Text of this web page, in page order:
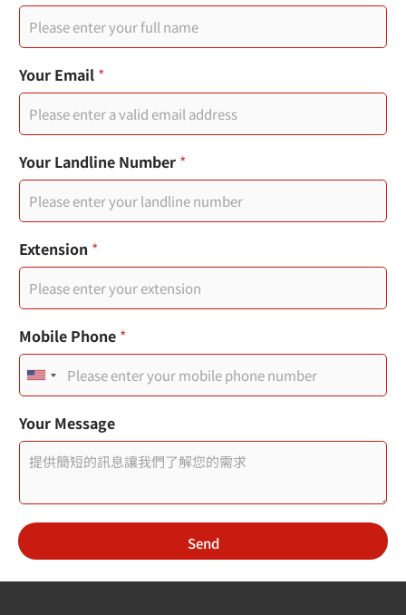
Your Email *
I
P
M
o
i
l
Your Landline Number *
Extension *
Mobile Phone *
U
i
t
e
S
t
頁
面
連
結
面
標
題
P
Your Message
Send